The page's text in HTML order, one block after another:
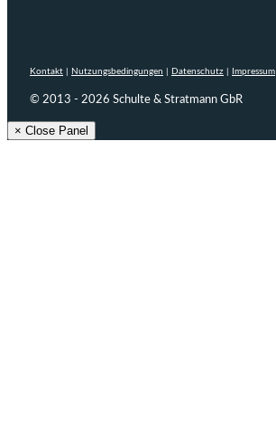
Kontakt Nutzungsbedingungen Datenschutz Impressum
© 2013 - 2026 Schulte & Stratmann GbR
× Close Panel